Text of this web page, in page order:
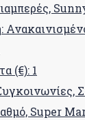
(€): 1
Super